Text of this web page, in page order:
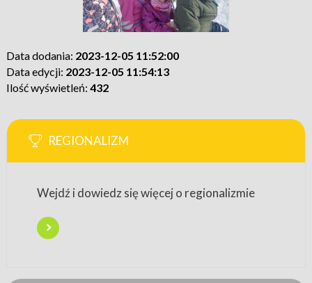
Data dodania: 2023-12-05 11:52:00
Data edycji: 2023-12-05 11:54:13
Ilość wyświetleń: 432
REGIONALIZM
Wejdź i dowiedz się więcej o regionalizmie